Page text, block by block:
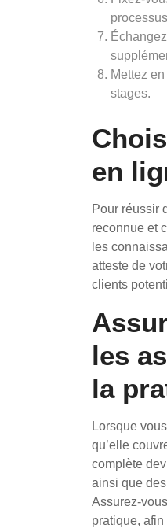
Mettez
stages.
en
Pour réussir
reconnue et
les
atteste de
clients
les
la
Lorsque
qu’elle
complète
ainsi que
Assurez-
pratique,